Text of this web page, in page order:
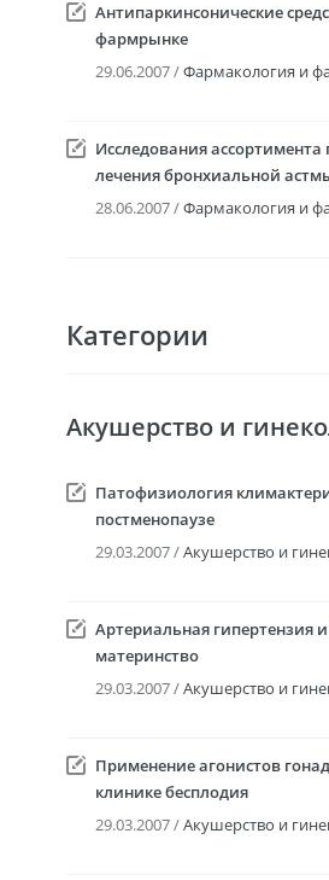
Антипаркинсонические
фармрынке
29.06.2007 /Фармакология и
Исследования ассортимента
лечения бронхиальной
28.06.2007 /Фармакология и
Категории
Акушерство и
Патофизиология
постменопаузе
29.03.2007 /Акушерство и
Артериальная гипертензия
материнство
29.03.2007 /Акушерство и
Применение агонистов
клинике бесплодия
29.03.2007 /Акушерство и